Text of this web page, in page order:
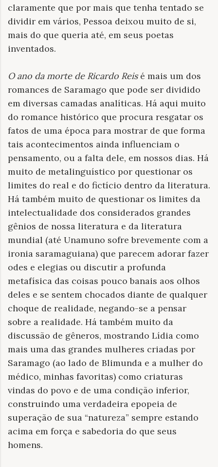
claramente que por mais que tenha tentado se
dividir em vários, Pessoa deixou muito de si,
mais do que queria até, em seus poetas
inventados.
O ano da morte de Ricardo Reisé mais um dos
romances de Saramago que pode ser dividido
em diversas camadas analíticas. Há aqui muito
do romance histórico que procura resgatar os
fatos de uma época para mostrar de que forma
tais acontecimentos ainda influenciam o
pensamento, ou a falta dele, em nossos dias. Há
muito de metalinguístico por questionar os
limites do real e do fictício dentro da literatura.
Há também muito de questionar os limites da
intelectualidade dos considerados grandes
gênios de nossa literatura e da literatura
mundial (até Unamuno sofre brevemente com a
ironia saramaguiana) que parecem adorar fazer
odes e elegias ou discutir a profunda
metafísica das coisas pouco banais aos olhos
deles e se sentem chocados diante de qualquer
choque de realidade, negando-se a pensar
sobre a realidade. Há também muito da
discussão de gêneros, mostrando Lídia como
mais uma das grandes mulheres criadas por
Saramago (ao lado de Blimunda e a mulher do
médico, minhas favoritas) como criaturas
vindas do povo e de uma condição inferior,
construindo uma verdadeira epopeia de
superação de sua “natureza” sempre estando
acima em força e sabedoria do que seus
homens.